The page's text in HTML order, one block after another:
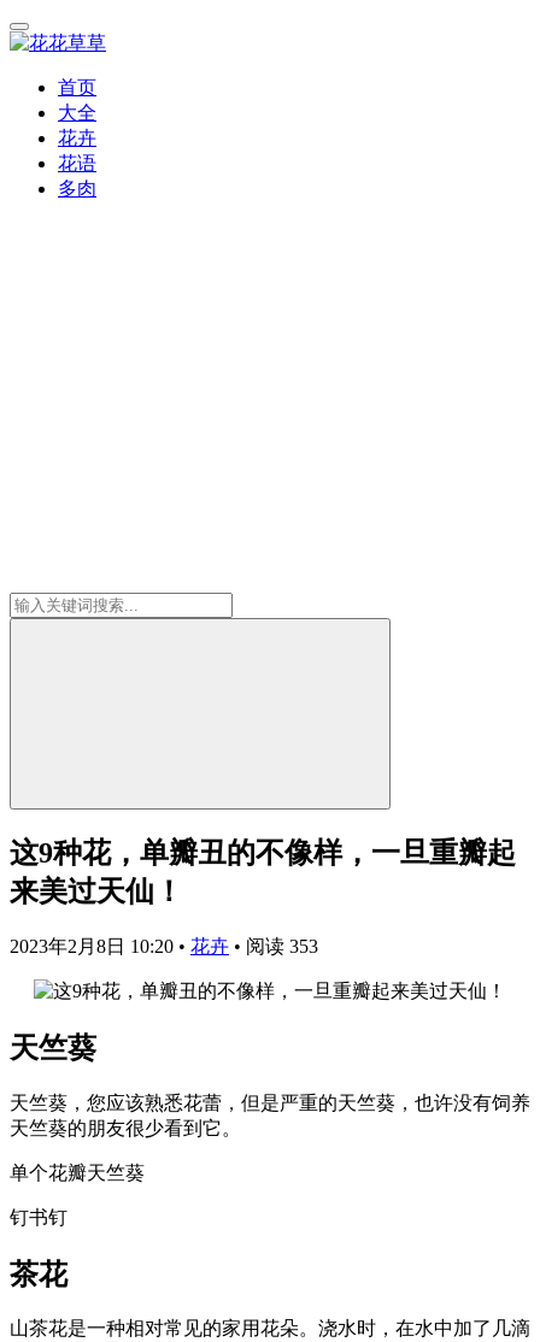
首页
大全
花卉
花语
多肉
这9种花，单瓣丑的不像样，一旦重瓣起
来美过天仙！
2023年2月8日 10:20 • 花卉 • 阅读 353
天竺葵
天竺葵，您应该熟悉花蕾，但是严重的天竺葵，也许没有饲养
天竺葵的朋友很少看到它。
单个花瓣天竺葵
钉书钉
茶花
山茶花是一种相对常见的家用花朵。浇水时，在水中加了几滴